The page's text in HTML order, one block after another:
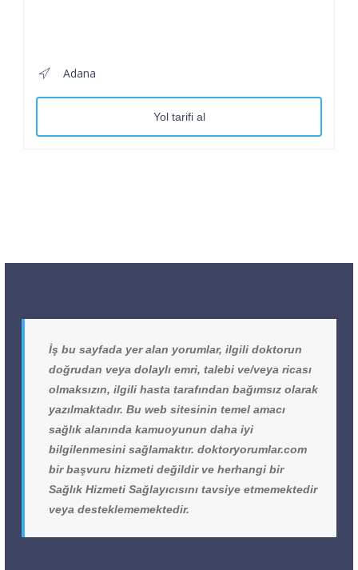
Adana
Yol tarifi al
İş bu sayfada yer alan yorumlar, ilgili doktorun
doğrudan veya dolaylı emri, talebi ve/veya ricası
olmaksızın, ilgili hasta tarafından bağımsız olarak
yazılmaktadır. Bu web sitesinin temel amacı
sağlık alanında kamuoyunun daha iyi
bilgilenmesini sağlamaktır. doktoryorumlar.com
bir başvuru hizmeti değildir ve herhangi bir
Sağlık Hizmeti Sağlayıcısını tavsiye etmemektedir
veya desteklememektedir.